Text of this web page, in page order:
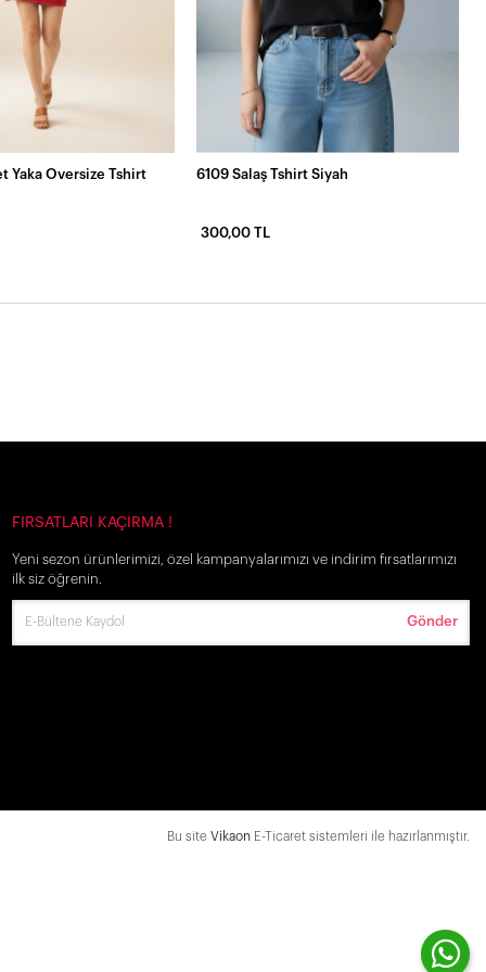
Yaka Oversize Tshirt 6109 Salaş Tshirt Siyah
300,00 TL
FIRSATLARI KAÇIRMA !
Yeni sezon ürünlerimizi, özel kampanyalarımızı ve indirim fırsatlarımızı
ilk siz öğrenin.
Gönder
Bu site Vikaon E-Ticaret sistemleri ile hazırlanmıştır.